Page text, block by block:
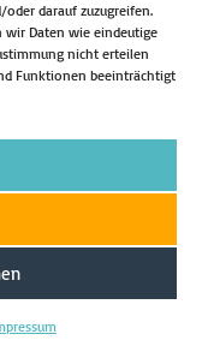
darauf zuzugreifen.
wir Daten wie eindeutige
nicht erteilen
Funktionen beeinträchtigt
MdL